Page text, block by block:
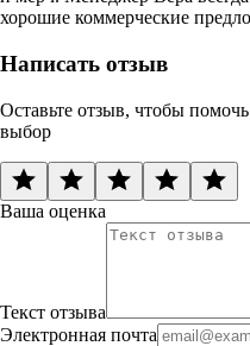
хорошие коммерческие
Написать отзыв
Оставьте отзыв, чтобы
выбор
Ваша оценка
Текст отзыва
Электронная почта